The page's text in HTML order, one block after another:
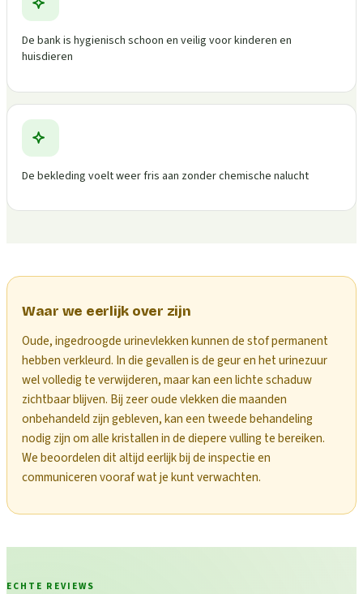
De bank is hygienisch schoon en veilig voor kinderen en
huisdieren
De bekleding voelt weer fris aan zonder chemische nalucht
Waar we eerlijk over zijn
Oude, ingedroogde urinevlekken kunnen de stof permanent
hebben verkleurd. In die gevallen is de geur en het urinezuur
wel volledig te verwijderen, maar kan een lichte schaduw
zichtbaar blijven. Bij zeer oude vlekken die maanden
onbehandeld zijn gebleven, kan een tweede behandeling
nodig zijn om alle kristallen in de diepere vulling te bereiken.
We beoordelen dit altijd eerlijk bij de inspectie en
communiceren vooraf wat je kunt verwachten.
ECHTE REVIEWS